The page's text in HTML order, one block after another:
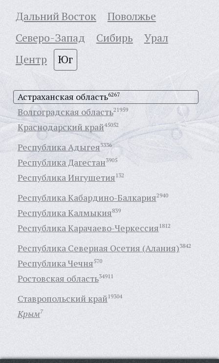
Дальний Восток
Поволжье
Северо-Запад
Сибирь
Урал
Центр
Юг
Астраханская область6267
Волгоградская область21959
Краснодарский край45052
Республика Адыгея3336
Республика Дагестан3905
Республика Ингушетия132
Республика Кабардино-Балкария2940
Республика Калмыкия839
Республика Карачаево-Черкессия1812
Республика Северная Осетия (Алания)3842
Республика Чечня570
Ростовская область34911
Ставропольский край19304
Крым7